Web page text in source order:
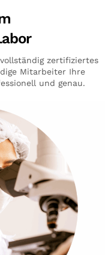
zertifiziertes
Mitarbeiter Ihre
und genau.